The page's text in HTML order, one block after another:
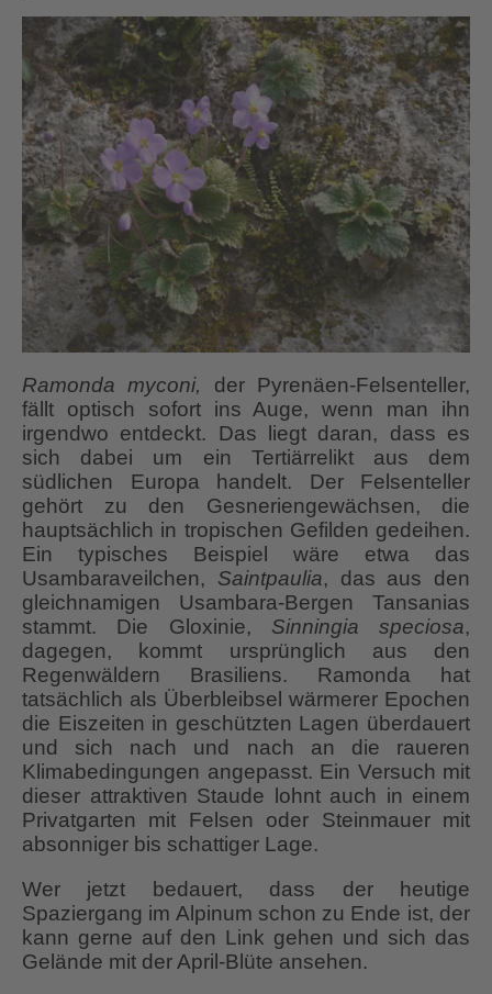
Ramonda myconi, der Pyrenäen-Felsenteller,
fällt optisch sofort ins Auge, wenn man ihn
irgendwo entdeckt. Das liegt daran, dass es
sich dabei um ein Tertiärrelikt aus dem
südlichen Europa handelt. Der Felsenteller
gehört zu den Gesneriengewächsen, die
hauptsächlich in tropischen Gefilden gedeihen.
Ein typisches Beispiel wäre etwa das
Usambaraveilchen, Saintpaulia, das aus den
gleichnamigen Usambara-Bergen Tansanias
stammt. Die Gloxinie, Sinningia speciosa,
dagegen, kommt ursprünglich aus den
Regenwäldern Brasiliens. Ramonda hat
tatsächlich als Überbleibsel wärmerer Epochen
die Eiszeiten in geschützten Lagen überdauert
und sich nach und nach an die raueren
Klimabedingungen angepasst. Ein Versuch mit
dieser attraktiven Staude lohnt auch in einem
Privatgarten mit Felsen oder Steinmauer mit
absonniger bis schattiger Lage.
Wer jetzt bedauert, dass der heutige
Spaziergang im Alpinum schon zu Ende ist, der
kann gerne auf den Link gehen und sich das
Gelände mit der April-Blüte ansehen.